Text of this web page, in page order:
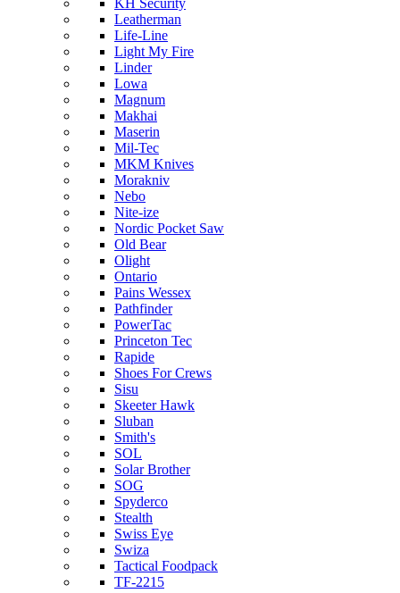
KH Security
Leatherman
Life-Line
Light My Fire
Linder
Lowa
Magnum
Makhai
Maserin
Mil-Tec
MKM Knives
Morakniv
Nebo
Nite-ize
Nordic Pocket Saw
Old Bear
Olight
Ontario
Pains Wessex
Pathfinder
PowerTac
Princeton Tec
Rapide
Shoes For Crews
Sisu
Skeeter Hawk
Sluban
Smith's
SOL
Solar Brother
SOG
Spyderco
Stealth
Swiss Eye
Swiza
Tactical Foodpack
TF-2215